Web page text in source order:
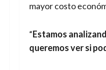
mayor costo
“Estamos
queremos ver si